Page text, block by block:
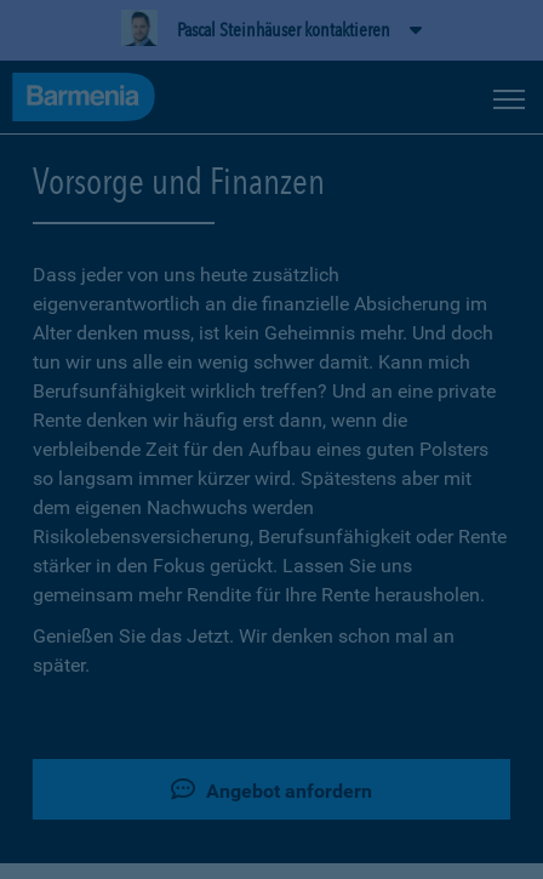
Pascal Steinhäuser kontaktieren
Vorsorge und Finanzen
Dass jeder von uns heute zusätzlich
eigenverantwortlich an die finanzielle Absicherung im
Alter denken muss, ist kein Geheimnis mehr. Und doch
tun wir uns alle ein wenig schwer damit. Kann mich
Berufsunfähigkeit wirklich treffen? Und an eine private
Rente denken wir häufig erst dann, wenn die
verbleibende Zeit für den Aufbau eines guten Polsters
so langsam immer kürzer wird. Spätestens aber mit
dem eigenen Nachwuchs werden
Risikolebensversicherung, Berufsunfähigkeit oder Rente
stärker in den Fokus gerückt. Lassen Sie uns
gemeinsam mehr Rendite für Ihre Rente herausholen.
Genießen Sie das Jetzt. Wir denken schon mal an
später.
Angebot anfordern